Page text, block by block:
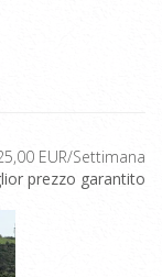
EUR/Settimana
prezzo garantito